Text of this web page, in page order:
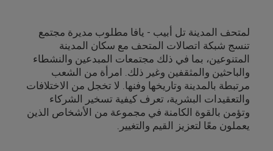
لمتحف المدينة تل أبيب - يافا مطلوب مديرة مجتمع
تنسج شبكة اتصالات المتحف مع سكان المدينة
المتنوعين، بما في ذلك مجتمعات المبدعين والنشطاء
والباحثين والمثقفين وغير ذلك. امرأة من الشعب
مرتبطة بالمدينة وتاريخها وفنها. لا تخجل من الاختلافات
والتعقيدات البشرية، تعرف كيفية تسخير الشركاء
وتؤمن بالقوة الكامنة في مجموعة من الأشخاص الذين
يعملون معًا لتعزيز القيم والتغيير.